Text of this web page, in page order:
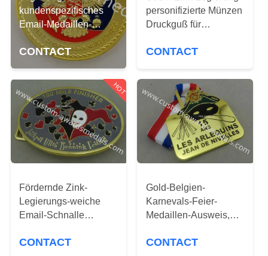
TRETEN
SIE
MIT
UNS
VERBINDUNG
NACHRICHTEN
FÄLLE
SITEMAP
kundenspezifisches
Email-Medaillen-
Vergolden des Zink-3D
mit Band 900*25
CONTACT
personifizierte Münzen
Druckguß für
CONTACT
HOT
Fördernde Zink-
Legierungs-weiche
Email-Schnalle
Millimeter Stärke
CONTACT
Gold-Belgien-
Karnevals-Feier-
Medaillen-Ausweis,
Medaillen
CONTACT